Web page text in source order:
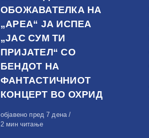
ОБОЖАВАТЕЛКА НА
„АРЕА“ ЈА ИСПЕА
„ЈАС СУМ ТИ
ПРИЈАТЕЛ“ СО
БЕНДОТ НА
ФАНТАСТИЧНИОТ
КОНЦЕРТ ВО ОХРИД
Објавено
на
објавено пред 7 дена
2 мин читање